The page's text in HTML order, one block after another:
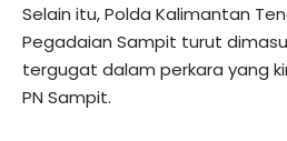
Selain itu, Polda Kalimantan
Pegadaian Sampit turut
tergugat dalam perkara yang
PN Sampit.